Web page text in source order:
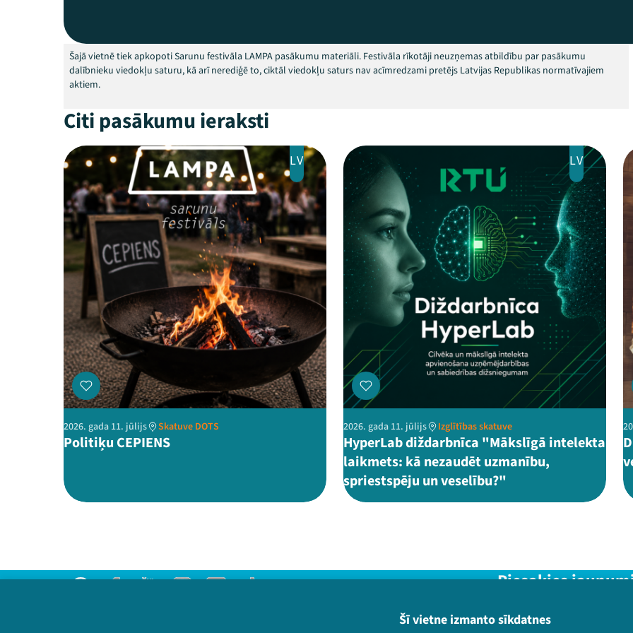
Šī vietne izmanto sīkdatnes
Šajā vietnē tiek apkopoti Sarunu festivāla LAMPA pasākumu materiāli. Festivāla rīkotāji neuzņemas atbildību par pasākumu
dalībnieku viedokļu saturu, kā arī nerediģē to, ciktāl viedokļu saturs nav acīmredzami pretējs Latvijas Republikas normatīvajiem
aktiem.
Citi pasākumu ieraksti
LV
2026. gada 11. jūlijs Skatuve DOTS
Politiķu CEPIENS
LV
2026. gada 11. jūlijs Izglītības skatuve
HyperLab diždarbnīca "Mākslīgā intelekta
laikmets: kā nezaudēt uzmanību,
spriestspēju un veselību?"
Piesakies
Nepalaid garām aktuālāko